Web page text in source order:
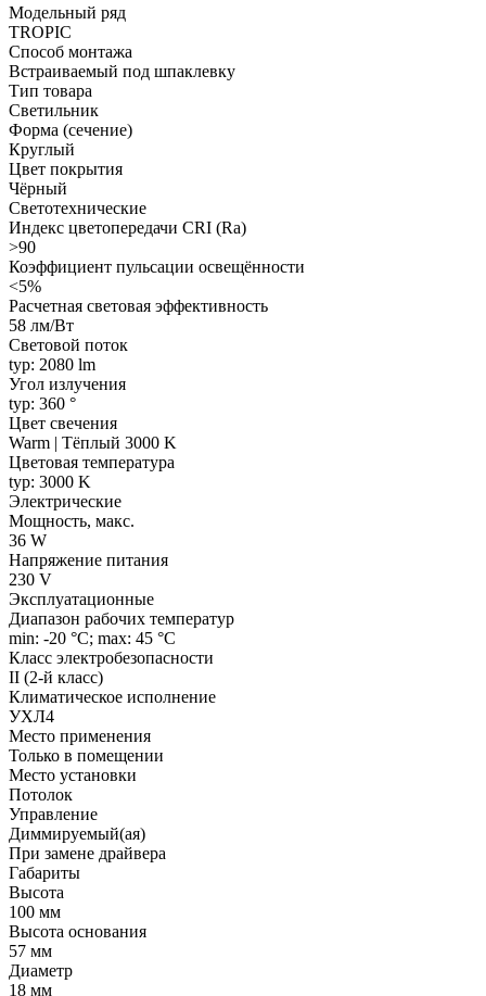
Модельный ряд
TROPIC
Способ монтажа
Встраиваемый под шпаклевку
Тип товара
Светильник
Форма (сечение)
Круглый
Цвет покрытия
Чёрный
Светотехнические
Индекс цветопередачи CRI (Ra)
>90
Коэффициент пульсации освещённости
<5%
Расчетная световая эффективность
58 лм/Вт
Световой поток
typ: 2080 lm
Угол излучения
typ: 360 °
Цвет свечения
Warm | Тёплый 3000 K
Цветовая температура
typ: 3000 K
Электрические
Мощность, макс.
36 W
Напряжение питания
230 V
Эксплуатационные
Диапазон рабочих температур
min: -20 °C; max: 45 °C
Класс электробезопасности
II (2-й класс)
Климатическое исполнение
УХЛ4
Место применения
Только в помещении
Место установки
Потолок
Управление
Диммируемый(ая)
При замене драйвера
Габариты
Высота
100 мм
Высота основания
57 мм
Диаметр
18 мм